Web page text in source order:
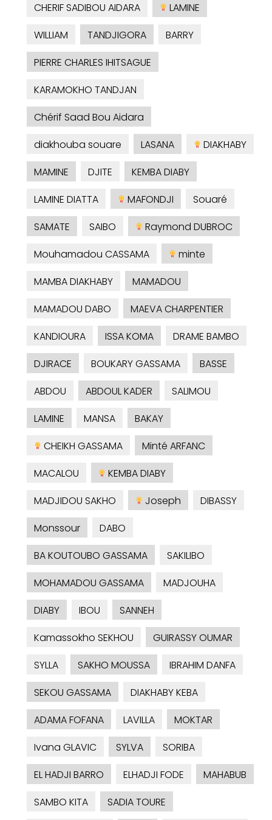
CHERIF SADIBOU AIDARA
LAMINE
WILLIAM
TANDJIGORA
BARRY
PIERRE CHARLES IHITSAGUE
KARAMOKHO TANDJAN
Chérif Saad Bou Aidara
diakhouba souare
LASANA
DIAKHABY
MAMINE
DJITE
KEMBA DIABY
LAMINE DIATTA
MAFONDJI
Souaré
SAMATE
SAIBO
Raymond DUBROC
Mouhamadou CASSAMA
minte
MAMBA DIAKHABY
MAMADOU
MAMADOU DABO
MAEVA CHARPENTIER
KANDIOURA
ISSA KOMA
DRAME BAMBO
DJIRACE
BOUKARY GASSAMA
BASSE
ABDOU
ABDOUL KADER
SALIMOU
LAMINE
MANSA
BAKAY
CHEIKH GASSAMA
Minté ARFANC
MACALOU
KEMBA DIABY
MADJIDOU SAKHO
Joseph
DIBASSY
Monssour
DABO
BA KOUTOUBO GASSAMA
SAKILIBO
MOHAMADOU GASSAMA
MADJOUHA
DIABY
IBOU
SANNEH
Kamassokho SEKHOU
GUIRASSY OUMAR
SYLLA
SAKHO MOUSSA
IBRAHIM DANFA
SEKOU GASSAMA
DIAKHABY KEBA
ADAMA FOFANA
LAVILLA
MOKTAR
Ivana GLAVIC
SYLVA
SORIBA
EL HADJI BARRO
ELHADJI FODE
MAHABUB
SAMBO KITA
SADIA TOURE